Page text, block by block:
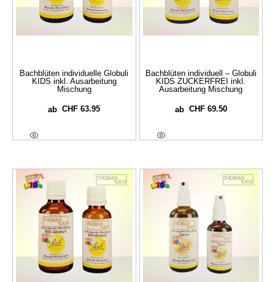
Bachblüten individuelle Globuli
KIDS inkl. Ausarbeitung
Mischung
abCHF 63.95
Bachblüten individuell – Globuli
KIDS ZUCKERFREI inkl.
Ausarbeitung Mischung
ab CHF69.50